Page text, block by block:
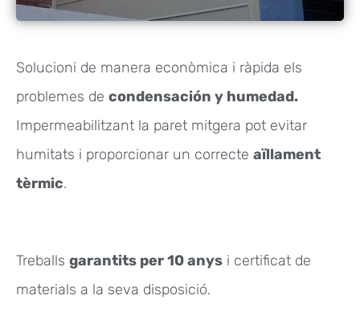
Solucioni de manera econòmica i ràpida els
problemes de condensación y humedad.
Impermeabilitzant la paret mitgera pot evitar
humitats i proporcionar un correcte aïllament
tèrmic.
Treballs garantits per 10 anys i certificat de
materials a la seva disposició.